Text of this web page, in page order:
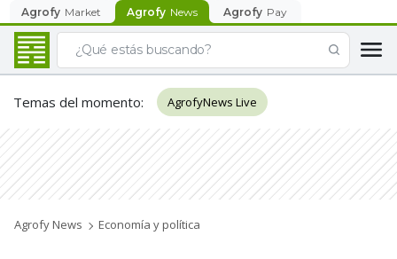
Agrofy Market Agrofy News Agrofy Pay
Temas del momento: AgrofyNews Live
Agrofy News Economía y política